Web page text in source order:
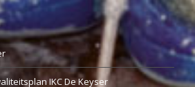
IKC De Keyser